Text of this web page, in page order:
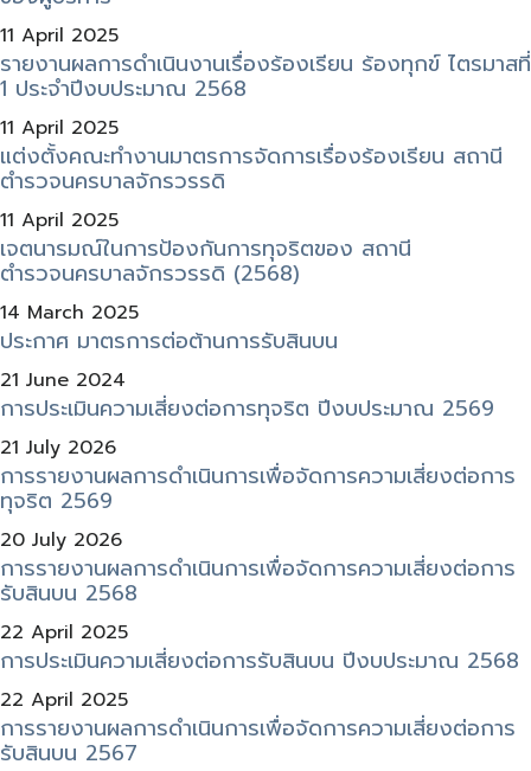
11 April 2025
รายงานผลการดำเนินงานเรื่องร้องเรียน ร้องทุกข์ ไตรมาสที่
1 ประจำปีงบประมาณ 2568
11 April 2025
แต่งตั้งคณะทำงานมาตรการจัดการเรื่องร้องเรียน สถานี
ตำรวจนครบาลจักรวรรดิ
11 April 2025
เจตนารมณ์ในการป้องกันการทุจริตของ สถานี
ตำรวจนครบาลจักรวรรดิ (2568)
14 March 2025
ประกาศ มาตรการต่อต้านการรับสินบน
21 June 2024
การประเมินความเสี่ยงต่อการทุจริต ปีงบประมาณ 2569
21 July 2026
การรายงานผลการดำเนินการเพื่อจัดการความเสี่ยงต่อการ
ทุจริต 2569
20 July 2026
การรายงานผลการดำเนินการเพื่อจัดการความเสี่ยงต่อการ
รับสินบน 2568
22 April 2025
การประเมินความเสี่ยงต่อการรับสินบน ปีงบประมาณ 2568
22 April 2025
การรายงานผลการดำเนินการเพื่อจัดการความเสี่ยงต่อการ
รับสินบน 2567